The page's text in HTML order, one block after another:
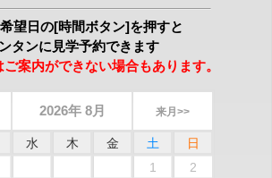
望日の[時間ボタン]を押すと
タンに見学予約できます
ご案内ができない場合もあります。
2026年 8月 来月>>
水 木 金 土
日
1
2